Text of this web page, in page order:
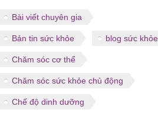
Bài viết chuyên gia
Bản tin sức khỏe blog sức khỏe
Chăm sóc cơ thể
Chăm sóc sức khỏe chủ động
Chế độ dinh dưỡng